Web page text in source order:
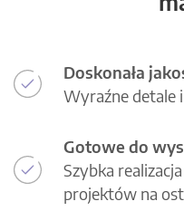
Doskonała
Wyraźne detale
Gotowe do
Szybka
projektów na